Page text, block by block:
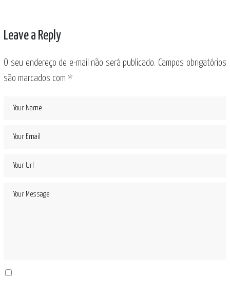
Leave a Reply
O seu endereço de e-mail não será publicado. Campos obrigatórios
são marcados com*